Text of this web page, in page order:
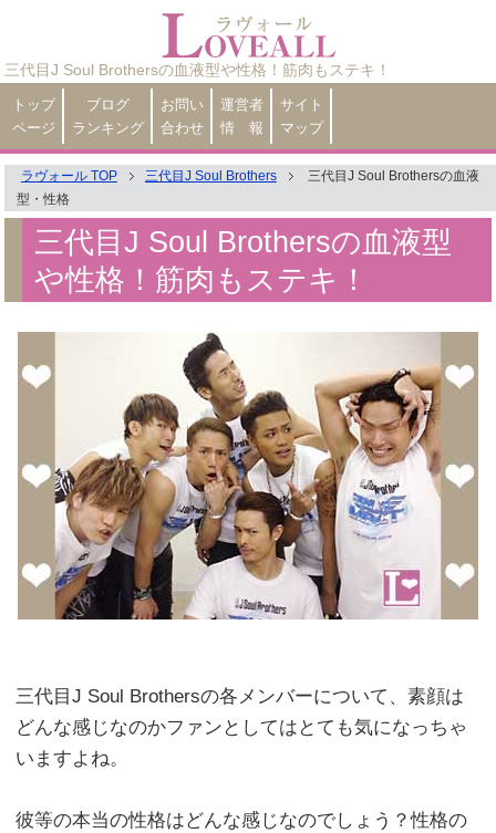
三代目J Soul Brothersの血液型や性格！筋肉もステキ！
トップ
ページ
ブログ
ランキング
お問い
合わせ
運営者
情 報
サイト
マップ
ラヴォール TOP 三代目J Soul Brothers
三代目J Soul Brothersの血液
型・性格
三代目J Soul Brothersの血液型
や性格！筋肉もステキ！
三代目J Soul Brothersの各メンバーについて、素顔は
どんな感じなのかファンとしてはとても気になっちゃ
いますよね。
彼等の本当の性格はどんな感じなのでしょう？性格の